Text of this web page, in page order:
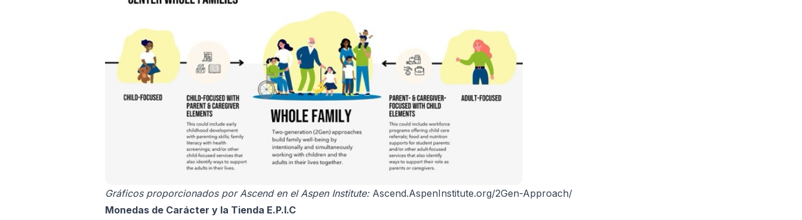
Gráficos proporcionados por Ascend en el Aspen Institute: Ascend.AspenInstitute.org/2Gen-Approach/
Monedas de Carácter y la Tienda E.P.I.C